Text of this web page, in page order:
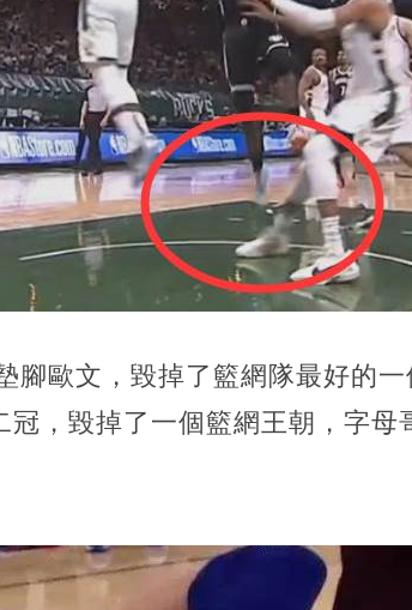
腳歐文，毀掉了籃網隊最好的
冠，毀掉了一個籃網王朝，字母